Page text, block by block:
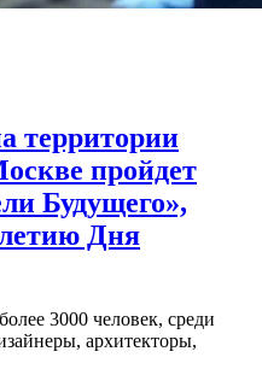
территории
пройдет
Будущего»,
Дня
3000 человек, среди
архитекторы,